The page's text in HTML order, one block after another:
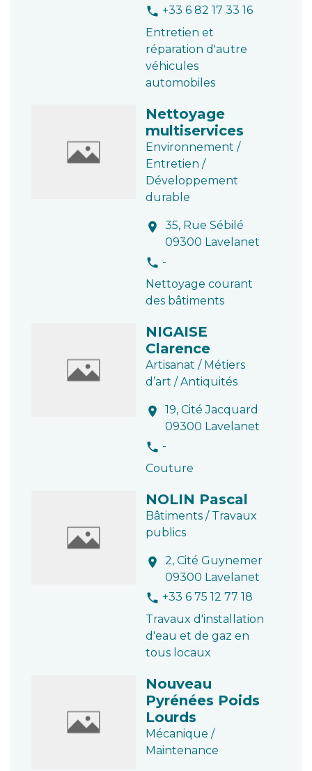
phone +33 6 82 17 33 16
Entretien et
réparation d'autre
véhicules
automobiles
Nettoyage
multiservices
Environnement /
Entretien /
Développement
durable
location_on
35, Rue Sébilé
09300 Lavelanet
phone -
Nettoyage courant
des bâtiments
NIGAISE
Clarence
Artisanat / Métiers
d’art / Antiquités
location_on
19, Cité Jacquard
09300 Lavelanet
phone -
Couture
NOLIN Pascal
Bâtiments / Travaux
publics
location_on
2, Cité Guynemer
09300 Lavelanet
phone +33 6 75 12 77 18
Travaux d'installation
d'eau et de gaz en
tous locaux
Nouveau
Pyrénées Poids
Lourds
Mécanique /
Maintenance